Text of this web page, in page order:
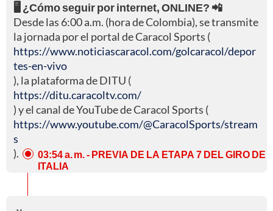
🖥️ ¿Cómo seguir por internet, ONLINE? 📲
Desde las 6:00 a.m. (hora de Colombia), se transmite
la jornada por el portal de Caracol Sports (
https://www.noticiascaracol.com/golcaracol/depor
tes-en-vivo
), la plataforma de DITU (
https://ditu.caracoltv.com/
) y el canal de YouTube de Caracol Sports (
https://www.youtube.com/@CaracolSports/stream
s
).
03:54 a. m.- PREVIA DE LA ETAPA 7 DEL GIRO DE
ITALIA